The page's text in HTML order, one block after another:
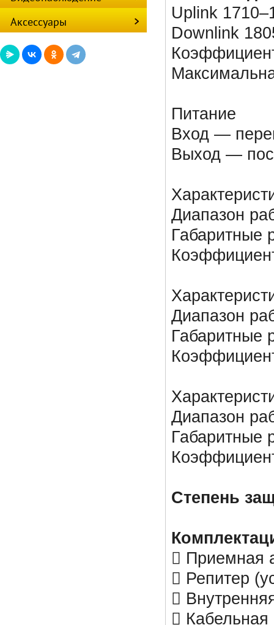
Uplink
Downlink
Питание
Вход —
Выход —
Диапазон
Габаритные
Диапазон
Габаритные
Диапазон
Габаритные
Степень
 Приемная
 Репитер


Аксессуары